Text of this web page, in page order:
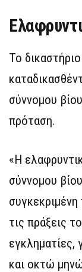
Το
σύννομου
πρόταση.
«Η
σύννομου
τις πράξεις
εγκληματίες,
και οκτώ